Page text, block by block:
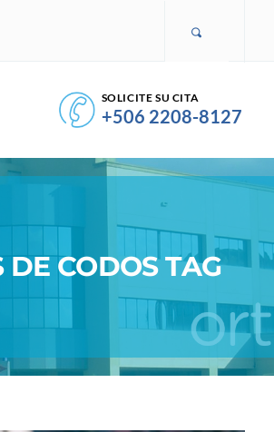
SOLICITE SU CITA
+506 2208-8127
DE CODOS TAG